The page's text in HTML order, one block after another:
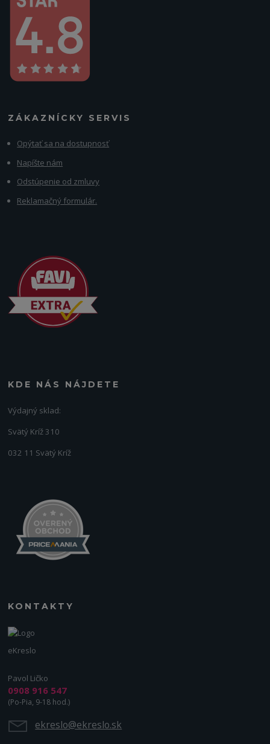
ZÁKAZNÍCKY SERVIS
Opýtať sa na dostupnosť
Napíšte nám
Odstúpenie od zmluvy
Reklamačný formulár.
KDE NÁS NÁJDETE
Výdajný sklad:
Svätý Kríž 310
032 11 Svätý Kríž
KONTAKTY
eKreslo
Pavol Ličko
0908 916 547
(Po-Pia, 9-18 hod.)
ekreslo@ekreslo.sk